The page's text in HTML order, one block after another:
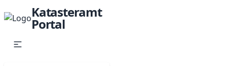
Katasteramt
Portal